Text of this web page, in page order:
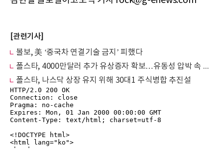
[관련기사]
볼보, 美 ‘중국차 연결기술 금지’ 피했다
폴스타, 4000만달러 추가 유상증자 확보…유동성 압박 속 자금 숨통
폴스타, 나스닥 상장 유지 위해 30대1 주식병합 추진설